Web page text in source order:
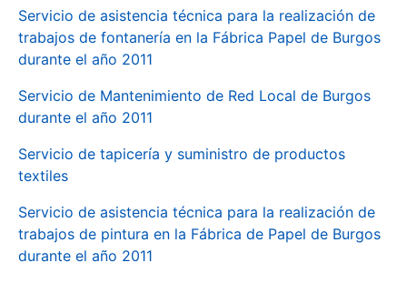
Servicio de asistencia técnica para la realización de
trabajos de fontanería en la Fábrica Papel de Burgos
durante el año 2011
Servicio de Mantenimiento de Red Local de Burgos
durante el año 2011
Servicio de tapicería y suministro de productos
textiles
Servicio de asistencia técnica para la realización de
trabajos de pintura en la Fábrica de Papel de Burgos
durante el año 2011